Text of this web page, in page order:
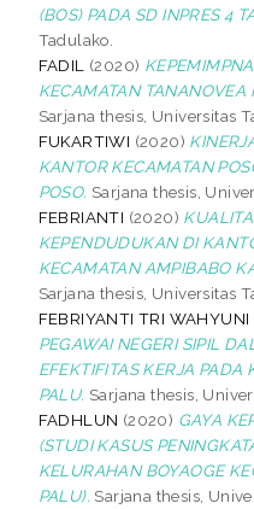
(BOS) PADA SD INPRES 4
Tadulako.
FADIL
(2020)
KECAMATAN TANANOVEA
Sarjana thesis, Universitas
FUKARTIWI (2020)
KANTOR KECAMATAN
POSO. Sarjana thesis,
FEBRIANTI (2020)
KEPENDUDUKAN DI
KECAMATAN AMPIBABO
Sarjana thesis, Universitas
FEBRIYANTI TRI WAHYUNI
PEGAWAI NEGERI SIPIL
EFEKTIFITAS KERJA
PALU. Sarjana thesis,
FADHLUN (2020) GAYA
(STUDI KASUS
KELURAHAN BOYAOGE
PALU). Sarjana thesis,